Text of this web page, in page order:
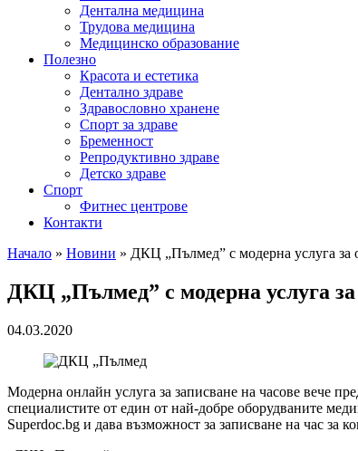
Дентална медицина
Трудова медицина
Медицинско образование
Полезно
Красота и естетика
Дентално здраве
Здравословно хранене
Спорт за здраве
Бременност
Репродуктивно здраве
Детско здраве
Спорт
Фитнес центрове
Контакти
Начало » Новини » ДКЦ „Пълмед” с модерна услуга за
ДКЦ „Пълмед” с модерна услуга
04.03.2020
Модерна онлайн услуга за записване на часове вече
специалистите от един от най-добре оборудваните
Superdoc.bg и дава възможност за записване на час за